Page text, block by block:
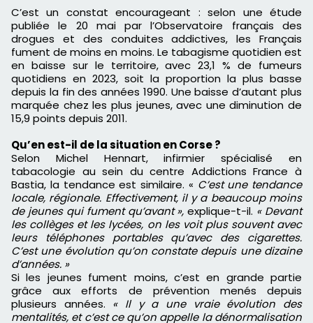
C’est un constat encourageant : selon une étude
publiée le 20 mai par l’Observatoire français des
drogues et des conduites addictives, les Français
fument de moins en moins. Le tabagisme quotidien est
en baisse sur le territoire, avec 23,1 % de fumeurs
quotidiens en 2023, soit la proportion la plus basse
depuis la fin des années 1990. Une baisse d’autant plus
marquée chez les plus jeunes, avec une diminution de
15,9 points depuis 2011.
Qu’en est-il de la situation en Corse ?
Selon Michel Hennart, infirmier spécialisé en
tabacologie au sein du centre Addictions France à
Bastia, la tendance est similaire. « C’est une tendance
locale, régionale. Effectivement, il y a beaucoup moins
de jeunes qui fument qu’avant », explique-t-il. « Devant
les collèges et les lycées, on les voit plus souvent avec
leurs téléphones portables qu’avec des cigarettes.
C’est une évolution qu’on constate depuis une dizaine
d’années. »
Si les jeunes fument moins, c’est en grande partie
grâce aux efforts de prévention menés depuis
plusieurs années. « Il y a une vraie évolution des
mentalités, et c’est ce qu’on appelle la dénormalisation